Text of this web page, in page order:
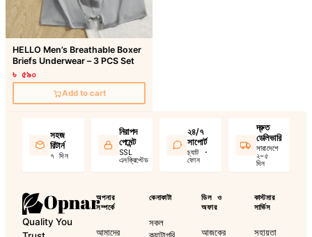
HELLO Men’s Breathable Boxer
Briefs Underwear – 3 PCS Set
৳ ৫৯০
Add to cart
সহজ
রিটার্ন
৭ দিন
নিরাপদ
পেমেন্ট
SSL
এনক্রিপ্টেড
২৪/৭
সাপোর্ট
চ্যাট ·
ফোন
দ্রুত
ডেলিভারি
সারাদেশে
২–৫
দিন
Quality You
অপনার
সম্পর্কে
আমাদের
কেনাকাটা
সকল
ডিল ও
অফার
আজকের
কাস্টমার
সার্ভিস
সহায়তা